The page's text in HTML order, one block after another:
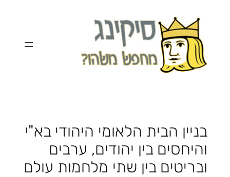
בניין הבית הלאומי היהודי בא"י
והיחסים בין יהודים, ערבים
ובריטים בין שתי מלחמות עולם